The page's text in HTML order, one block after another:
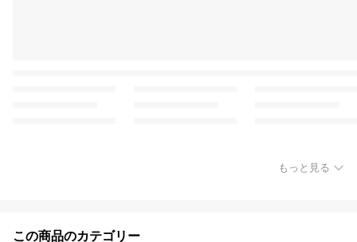
もっと見る
この商品のカテゴリー